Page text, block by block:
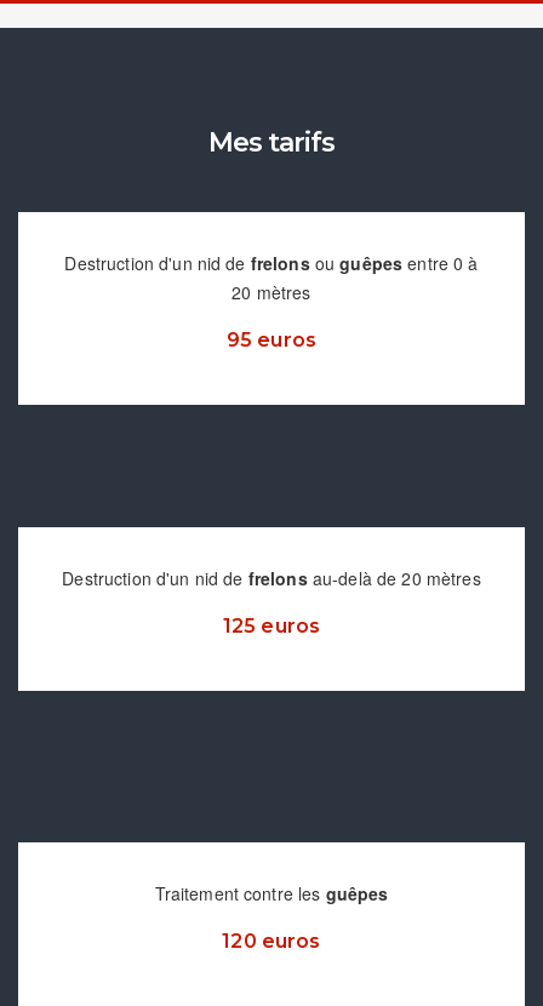
Mes tarifs
Destruction d'un nid de frelonsouguêpes entre 0 à
20 mètres
95 euros
Destruction d'un nid de frelonsau-delà de 20 mètres
125 euros
Traitement contre les guêpes
120 euros